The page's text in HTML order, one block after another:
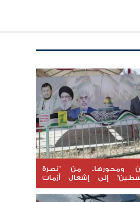
ومحورها.. من "نصرة
إلى إشعال أزمات